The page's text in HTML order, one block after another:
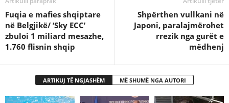
Fuqia e mafies shqiptare
në Belgjikë/ ‘Sky ECC’
zbuloi 1 miliard mesazhe,
1.760 flisnin shqip
​Shpërthen vullkani në
Japoni, paralajmërohet
rrezik nga gurët e
mëdhenj
ARTIKUJ TË NGJASHËM MË SHUMË NGA AUTORI